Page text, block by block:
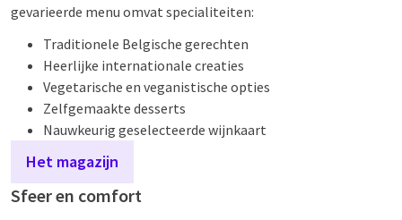
gevarieerde menu omvat specialiteiten:
Traditionele Belgische gerechten
Heerlijke internationale creaties
Vegetarische en veganistische opties
Zelfgemaakte desserts
Nauwkeurig geselecteerde wijnkaart
Het magazijn
Sfeer en comfort